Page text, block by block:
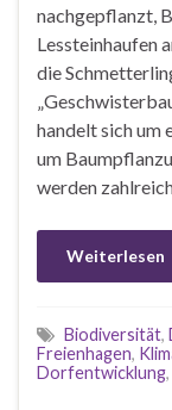
nachgepflanzt,
Lessteinhaufen
die
handelt sich um
um
werden
Weiterlesen
Biodiversität,
Freienhagen,
Dorfentwicklung,